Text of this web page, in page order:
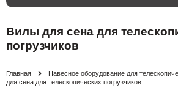
Вилы для сена для
погрузчиков
Главная Навесное оборудование для
для сена для телескопических погрузчиков